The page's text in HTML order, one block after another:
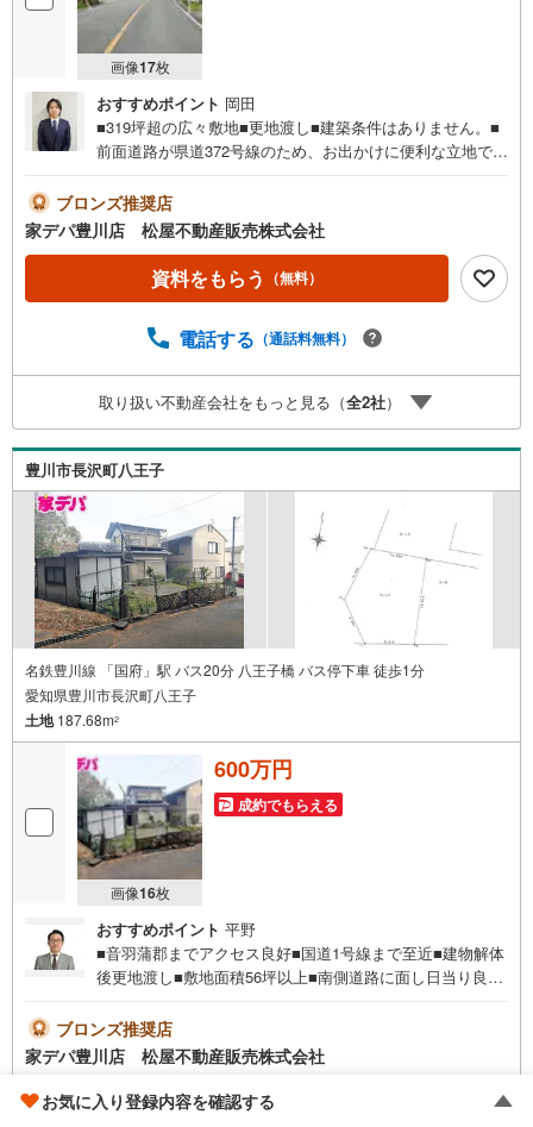
画像17枚
おすすめポイント 岡田
■319坪超の広々敷地■更地渡し■建築条件はありません。■
前面道路が県道372号線のため、お出かけに便利な立地で
6分 ・御津中学校 徒歩10分 ・御津北部保育園 徒歩5
分 ●家デパ 松屋不動産販売 のつよみ●・豊橋市・豊川
市・知立市・浜松市の4店舗営業中！三河エリア・遠州エリ
アの物件ならおまかせください。新築戸建、中古戸建、中
古マンション、土地をお客様のご希望に合わせてご提案い
ご購入の際、約70％という多くの方々がリフォームを行っ
す。ぜひご家族そろってご来場ください。・営業時間 午前
9時00分～午後6時30分 （定休日:水曜日）この時間帯はお
電話でのお問い合わせがスムーズにご案内できます。右下
の電話ボタンをタッチ！もしくはお気軽にお電話くださ
ブロンズ推奨店
家デパ豊川店 松屋不動産販売株式会社
資料をもらう （無料）
電話する （通話料無料）
取り扱い不動産会社をもっと見る（全2社）
豊川市長沢町八王子
名鉄豊川線 「国府」駅 バス20分 八王子橋 バス停下車 徒歩1分
愛知県豊川市長沢町八王子
土地187.68m2
画像16枚
600万円
成約でもらえる
おすすめポイント 平野
■音羽蒲郡までアクセス良好■国道1号線まで至近■建物解体
後更地渡し■敷地面積56坪以上■南側道路に面し日当り良好
ウスメーカーで建築可能●家デパ 松屋不動産販売 のつよ
み●・豊橋市・豊川市・知立市・浜松市の4店舗営業中！三
河エリア・遠州エリアの物件ならおまかせください。新築
戸建、中古戸建、中古マンション、土地をお客様のご希望
に合わせてご提案いたします！・中古物件のリフォーム実
ブロンズ推奨店
家デパ豊川店 松屋不動産販売株式会社
資料をもらう（無料）
お気に入り登録内容を確認する